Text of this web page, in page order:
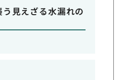
見えざる水漏れの